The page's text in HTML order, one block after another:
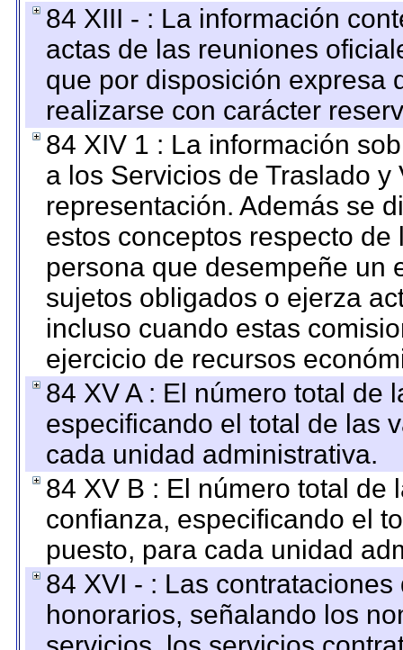
84 XIII - : La información
actas de las reuniones
que por disposición expresa
realizarse con carácter
84 XIV 1 : La información
a los Servicios de Traslado
representación. Además se
estos conceptos respecto
persona que desempeñe un
sujetos obligados o ejerza
incluso cuando estas
ejercicio de recursos
84 XV A : El número total de
especificando el total de las
cada unidad administrativa.
84 XV B : El número total de
confianza, especificando el
puesto, para cada unidad
84 XVI - : Las
honorarios, señalando los